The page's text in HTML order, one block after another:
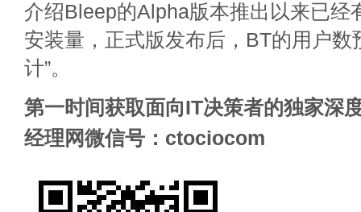
介绍Bleep的Alpha版本推出以来已经
安装量，正式版发布后，BT的用户数
计”。
第一时间获取面向IT决策者的独家深
经理网微信号：ctociocom